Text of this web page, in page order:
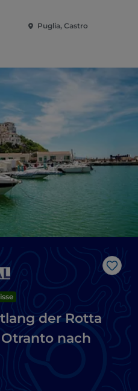
Puglia, Castro
Like
der Rotta
nach